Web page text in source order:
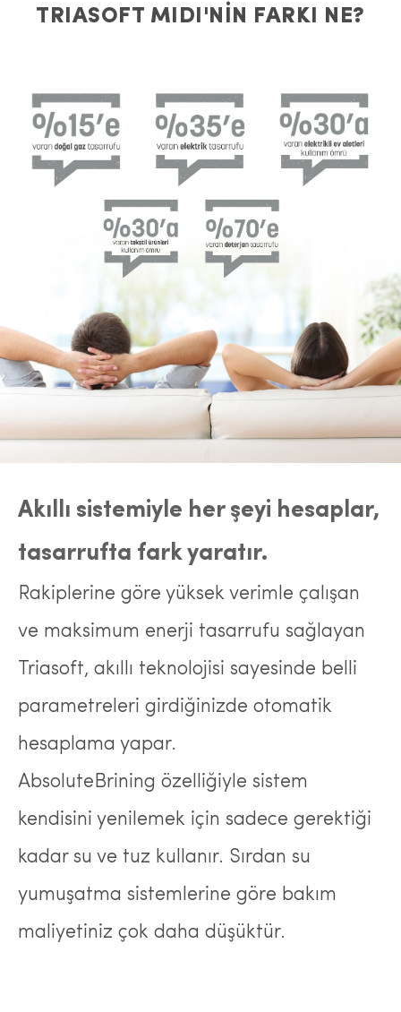
TRIASOFT MIDI'NİN FARKI NE?
Akıllı sistemiyle her şeyi hesaplar,
tasarrufta fark yaratır.
Rakiplerine göre yüksek verimle çalışan
ve maksimum enerji tasarrufu sağlayan
Triasoft, akıllı teknolojisi sayesinde belli
parametreleri girdiğinizde otomatik
hesaplama yapar.
AbsoluteBrining özelliğiyle sistem
kendisini yenilemek için sadece gerektiği
kadar su ve tuz kullanır. Sırdan su
yumuşatma sistemlerine göre bakım
maliyetiniz çok daha düşüktür.